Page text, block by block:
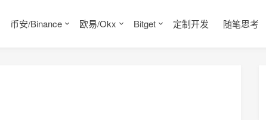
币安/Binance 欧易/Okx Bitget 定制开发 随笔思考